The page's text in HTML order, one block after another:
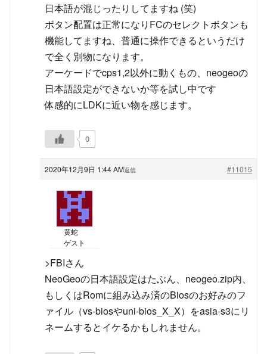
日本語が混じったりしてますね (笑)
ボタン配置は正常になりFCのセレクトボタンも
機能してますね、普通に操作できるというだけ
で全く別物になります。
アーケードでcps1,2以外に動くもの、neogeoの
日本語設定ができないか等を試し中です
体感的にLDKに近い物を感じます。
0
2020年12月9日 1:44 AM #11015
返信
黄蛇
ゲスト
>FBIさん
NeoGeoの日本語設定はたぶん、neogeo.zip内、
もしくはRomに組み込み済のBiosのお好みのフ
ァイル（vs-biosやuni-bios_X_X）をasia-s3にリ
ネームするとイケるかもしれません。